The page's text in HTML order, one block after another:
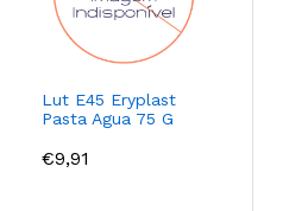
Lut E45 Eryplast
Pasta Agua 75 G
€9,91